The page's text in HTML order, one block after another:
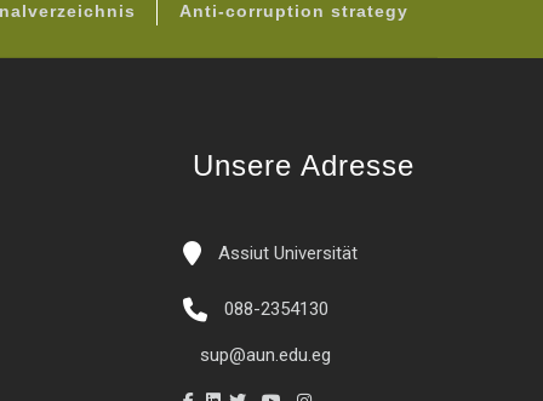
Anti-corruption strategy
Unsere Adresse
Assiut Universität
088-2354130
sup@aun.edu.eg